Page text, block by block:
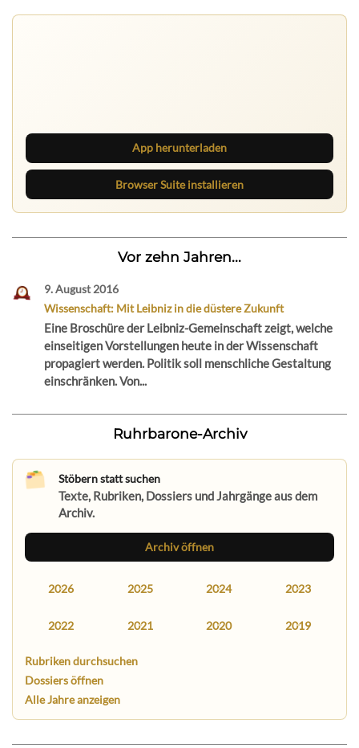
App herunterladen
Browser Suite installieren
Vor zehn Jahren...
9. August 2016
Wissenschaft: Mit Leibniz in die düstere Zukunft
Eine Broschüre der Leibniz-Gemeinschaft zeigt, welche
einseitigen Vorstellungen heute in der Wissenschaft
propagiert werden. Politik soll menschliche Gestaltung
einschränken. Von...
Ruhrbarone-Archiv
Stöbern statt suchen
Texte, Rubriken, Dossiers und Jahrgänge aus dem
Archiv.
Archiv öffnen
2026 2025 2024 2023
2022 2021 2020 2019
Rubriken durchsuchen
Dossiers öffnen
Alle Jahre anzeigen